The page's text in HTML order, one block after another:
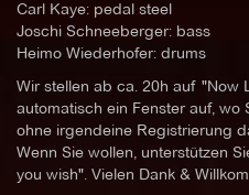
Carl Kaye: pedal steel
Joschi Schneeberger: bass
Heimo Wiederhofer: drums
Wir stellen ab ca. 20h auf "Now
automatisch ein Fenster auf, wo
ohne irgendeine Registrierung
Wenn Sie wollen, unterstützen
you wish". Vielen Dank &